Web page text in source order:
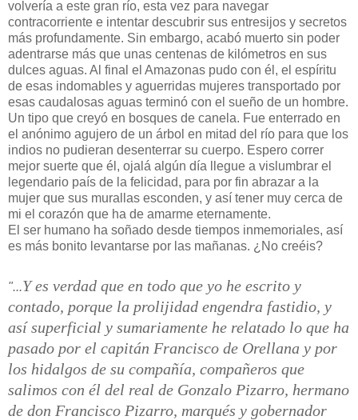
volvería a este gran río, esta vez para navegar
contracorriente e intentar descubrir sus entresijos y secretos
más profundamente. Sin embargo, acabó muerto sin poder
adentrarse más que unas centenas de kilómetros en sus
dulces aguas. Al final el Amazonas pudo con él, el espíritu
de esas indomables y aguerridas mujeres transportado por
esas caudalosas aguas terminó con el sueño de un hombre.
Un tipo que creyó en bosques de canela. Fue enterrado en
el anónimo agujero de un árbol en mitad del río para que los
indios no pudieran desenterrar su cuerpo. Espero correr
mejor suerte que él, ojalá algún día llegue a vislumbrar el
legendario país de la felicidad, para por fin abrazar a la
mujer que sus murallas esconden, y así tener muy cerca de
mi el corazón que ha de amarme eternamente.
El ser humano ha soñado desde tiempos inmemoriales, así
es más bonito levantarse por las mañanas. ¿No creéis?
"...Y es verdad que en todo que yo he escrito y
contado, porque la prolijidad engendra fastidio, y
así superficial y sumariamente he relatado lo que ha
pasado por el capitán Francisco de Orellana y por
los hidalgos de su compañía, compañeros que
salimos con él del real de Gonzalo Pizarro, hermano
de don Francisco Pizarro, marqués y gobernador